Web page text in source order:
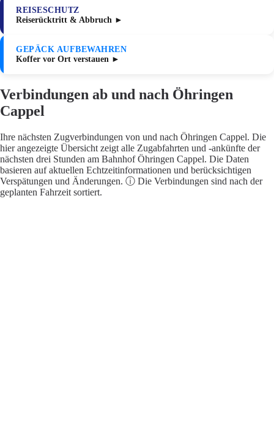
REISESCHUTZ
Reiserücktritt & Abbruch ►
GEPÄCK AUFBEWAHREN
Koffer vor Ort verstauen ►
Verbindungen ab und nach Öhringen
Cappel
Ihre nächsten Zugverbindungen von und nach Öhringen Cappel. Die
hier angezeigte Übersicht zeigt alle Zugabfahrten und -ankünfte der
nächsten drei Stunden am Bahnhof Öhringen Cappel. Die Daten
basieren auf aktuellen Echtzeitinformationen und berücksichtigen
Verspätungen und Änderungen. ⓘ Die Verbindungen sind nach der
geplanten Fahrzeit sortiert.